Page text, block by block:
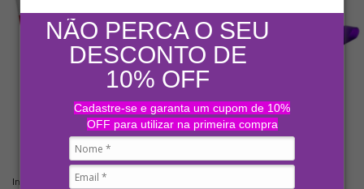
NÃO PERCA O SEU
DESCONTO DE
10% OFF
Cadastre-se e garanta um cupom de 10%
OFF para utilizar na primeira compra
Início Produtos . Necessaire+ 2 Amostras